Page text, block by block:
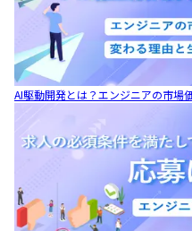
AI駆動開発とは？エンジニアの市場